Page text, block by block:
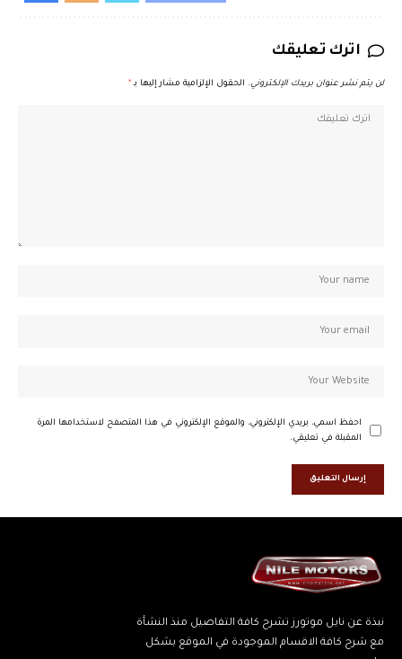
اترك تعليقك
لن يتم نشر عنوان بريدك الإلكتروني. الحقول الإلزامية مشار إليها بـ *
احفظ اسمي، بريدي الإلكتروني، والموقع الإلكتروني في هذا المتصفح لاستخدامها المرة
المقبلة في تعليقي.
نبذة عن نايل موتورز تشرح كافة التفاصيل منذ النشأة
مع شرح كافة الاقسام الموجودة في الموقع بشكل